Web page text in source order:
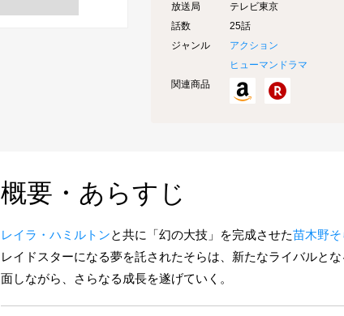
放送局
テレビ東京
話数
25話
ジャンル
アクション
ヒューマンドラマ
関連商品
概要・あらすじ
レイラ・ハミルトンと共に「幻の大技」を完成させた苗木野そ
レイドスターになる夢を託されたそらは、新たなライバルとな
面しながら、さらなる成長を遂げていく。